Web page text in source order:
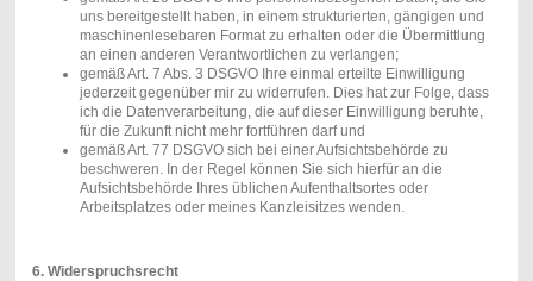
uns bereitgestellt haben, in einem strukturierten, gängigen und
maschinenlesebaren Format zu erhalten oder die Übermittlung
an einen anderen Verantwortlichen zu verlangen;
gemäß Art. 7 Abs. 3 DSGVO Ihre einmal erteilte Einwilligung
jederzeit gegenüber mir zu widerrufen. Dies hat zur Folge, dass
ich die Datenverarbeitung, die auf dieser Einwilligung beruhte,
für die Zukunft nicht mehr fortführen darf und
gemäß Art. 77 DSGVO sich bei einer Aufsichtsbehörde zu
beschweren. In der Regel können Sie sich hierfür an die
Aufsichtsbehörde Ihres üblichen Aufenthaltsortes oder
Arbeitsplatzes oder meines Kanzleisitzes wenden.
6. Widerspruchsrecht